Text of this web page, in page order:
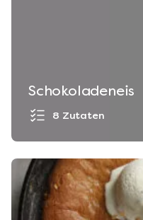
Schokoladeneis
8 Zutaten